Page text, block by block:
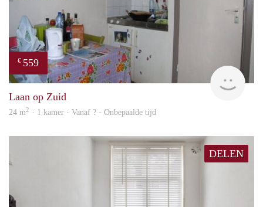
€ 559
Laan op Zuid
24 m2 · 1 kamer · Vanaf ? - Onbepaalde tijd
DELEN